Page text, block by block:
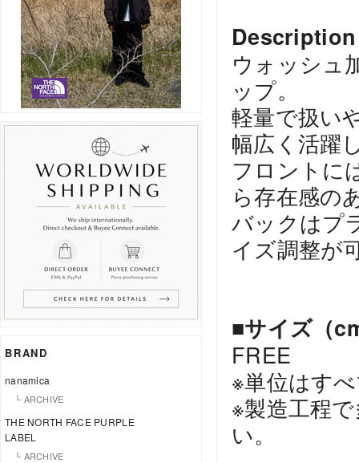
BRAND
nanamica
└ ARCHIVE
THE NORTH FACE PURPLE
LABEL
└ ARCHIVE
Description
ウォッシュ
ップ。
軽量で扱い
幅広く活躍
フロントに
ら存在感の
バックはプ
イズ調整が
■サイズ（
FREE
※単位はす
※製造工程
い。